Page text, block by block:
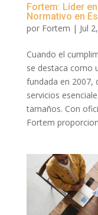
Fortem: Líder
Normativo en
por Fortem | Jul
Cuando el
se destaca como
fundada en 2007,
servicios
tamaños. Con
Fortem